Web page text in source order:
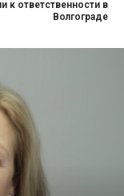
к ответственности в
Волгограде